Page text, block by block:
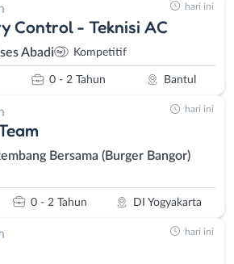
Control - Teknisi AC
Abadi Kompetitif
0 - 2 Tahun Bantul
hari ini
Bersama (Burger Bangor)
0 - 2 Tahun DI Yogyakarta
hari ini
hari ini